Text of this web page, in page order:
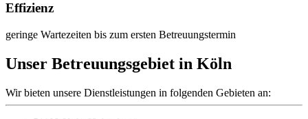
Effizienz
geringe Wartezeiten bis zum ersten Betreuungs­termin
Unser Betreuungs­gebiet in Köln
Wir bieten unsere Dienstleistungen in folgenden Gebieten an: